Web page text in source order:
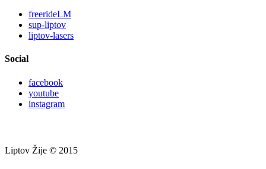
freerideLM
sup-liptov
liptov-lasers
Social
facebook
youtube
instagram
Liptov Žije © 2015